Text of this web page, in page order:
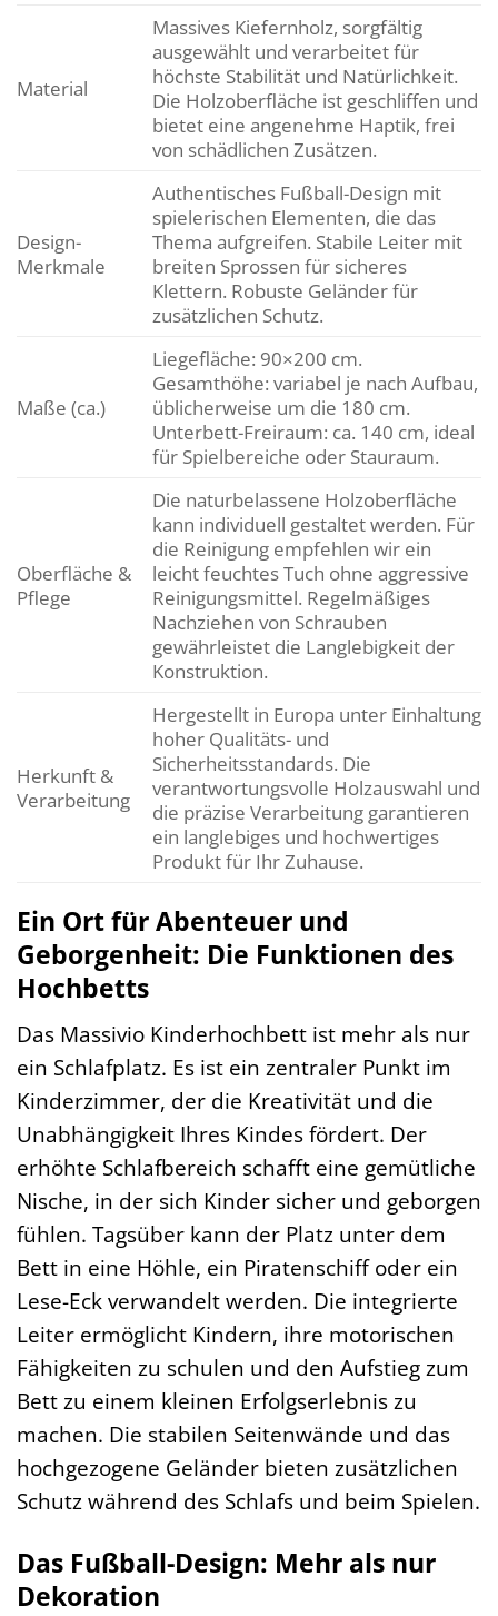
Material
Massives Kiefernholz, sorgfältig
ausgewählt und verarbeitet für
höchste Stabilität und Natürlichkeit.
Die Holzoberfläche ist geschliffen und
bietet eine angenehme Haptik, frei
von schädlichen Zusätzen.
Design-
Merkmale
Authentisches Fußball-Design mit
spielerischen Elementen, die das
Thema aufgreifen. Stabile Leiter mit
breiten Sprossen für sicheres
Klettern. Robuste Geländer für
zusätzlichen Schutz.
Maße (ca.)
Liegefläche: 90×200 cm.
Gesamthöhe: variabel je nach Aufbau,
üblicherweise um die 180 cm.
Unterbett-Freiraum: ca. 140 cm, ideal
für Spielbereiche oder Stauraum.
Oberfläche &
Pflege
Die naturbelassene Holzoberfläche
kann individuell gestaltet werden. Für
die Reinigung empfehlen wir ein
leicht feuchtes Tuch ohne aggressive
Reinigungsmittel. Regelmäßiges
Nachziehen von Schrauben
gewährleistet die Langlebigkeit der
Konstruktion.
Herkunft &
Verarbeitung
Hergestellt in Europa unter Einhaltung
hoher Qualitäts- und
Sicherheitsstandards. Die
verantwortungsvolle Holzauswahl und
die präzise Verarbeitung garantieren
ein langlebiges und hochwertiges
Produkt für Ihr Zuhause.
Ein Ort für Abenteuer und
Geborgenheit: Die Funktionen des
Hochbetts
Das Massivio Kinderhochbett ist mehr als nur
ein Schlafplatz. Es ist ein zentraler Punkt im
Kinderzimmer, der die Kreativität und die
Unabhängigkeit Ihres Kindes fördert. Der
erhöhte Schlafbereich schafft eine gemütliche
Nische, in der sich Kinder sicher und geborgen
fühlen. Tagsüber kann der Platz unter dem
Bett in eine Höhle, ein Piratenschiff oder ein
Lese-Eck verwandelt werden. Die integrierte
Leiter ermöglicht Kindern, ihre motorischen
Fähigkeiten zu schulen und den Aufstieg zum
Bett zu einem kleinen Erfolgserlebnis zu
machen. Die stabilen Seitenwände und das
hochgezogene Geländer bieten zusätzlichen
Schutz während des Schlafs und beim Spielen.
Das Fußball-Design: Mehr als nur
Dekoration